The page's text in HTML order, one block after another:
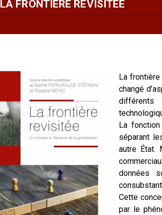
LA FRONTIÈRE REVISITÉE
La
changé
La
séparant
autre État.
données
Cette
par le